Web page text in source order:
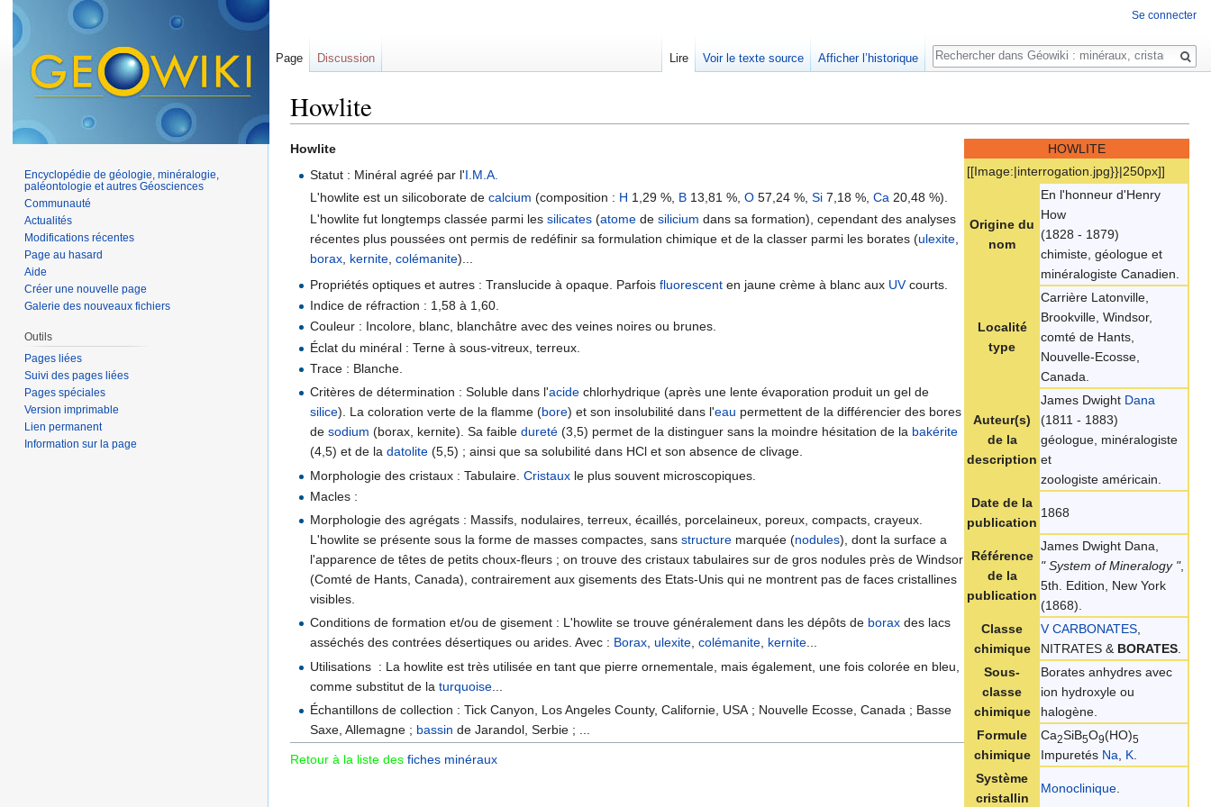
Howlite
HOWLITE
[[Image:|interrogation.jpg}}|250px]]
Origine du
nom
En l'honneur d'Henry
How
(1828 - 1879)
chimiste, géologue et
minéralogiste Canadien.
Localité
type
Carrière Latonville,
Brookville, Windsor,
comté de Hants,
Nouvelle-Ecosse,
Canada.
Auteur(s)
de la
description
James Dwight Dana
(1811 - 1883)
géologue, minéralogiste
et
zoologiste américain.
Date de la
publication
1868
Référence
de la
publication
James Dwight Dana,
" System of Mineralogy ",
5th. Edition, New York
(1868).
Classe
chimique
V CARBONATES,
NITRATES & BORATES.
Sous-
classe
chimique
Borates anhydres avec
ion hydroxyle ou
halogène.
Formule
chimique
Ca2SiB5O9(HO)5
Impuretés Na, K.
Système
cristallin
Monoclinique.
Howlite
Statut : Minéral agréé par l'I.M.A.
L'howlite est un silicoborate decalcium (composition : H 1,29 %, B 13,81 %,O 57,24 %,Si 7,18 %,Ca 20,48 %).
L'howlite fut longtemps classée parmi lessilicates (atome desilicium dans sa formation), cependant des analyses
récentes plus poussées ont permis de redéfinir sa formulation chimique et de la classer parmi les borates (ulexite
borax kernite ,colémanite)...
Propriétés optiques et autres : Translucide à opaque. Parfoisfluorescent en jaune crème à blanc aux UVcourts.
Indice de réfraction : 1,58 à 1,60.
Couleur : Incolore, blanc, blanchâtre avec des veines noires ou brunes.
Éclat du minéral : Terne à sous-vitreux, terreux.
Trace : Blanche.
Critères de détermination : Soluble dans l'acide chlorhydrique (après une lente évaporation produit un gel de
silice). La coloration verte de la flamme (bore) et son insolubilité dans l'eau permettent de la différencier des bores
desodium (borax, kernite). Sa faibledureté (3,5) permet de la distinguer sans la moindre hésitation de la bakérite
(4,5) et de ladatolite (5,5) ; ainsi que sa solubilité dans HCl et son absence de clivage.
Morphologie des cristaux : Tabulaire.Cristaux le plus souvent microscopiques.
Macles :
Morphologie des agrégats : Massifs, nodulaires, terreux, écaillés, porcelaineux, poreux, compacts, crayeux.
L'howlite se présente sous la forme de masses compactes, sansstructure marquée (nodules), dont la surface a
l'apparence de têtes de petits choux-fleurs ; on trouve des cristaux tabulaires sur de gros nodules près de Windsor
(Comté de Hants, Canada), contrairement aux gisements des Etats-Unis qui ne montrent pas de faces cristallines
visibles.
Conditions de formation et/ou de gisement : L'howlite se trouve généralement dans les dépôts de borax des lacs
asséchés des contrées désertiques ou arides. Avec : Borax,ulexite,colémanite, kernite...
Utilisations : La howlite est très utilisée en tant que pierre ornementale, mais également, une fois colorée en bleu,
comme substitut de laturquoise
Échantillons de collection : Tick Canyon, Los Angeles County, Californie, USA ; Nouvelle Ecosse, Canada ; Basse
Saxe, Allemagne ; bassin de Jarandol, Serbie ; ...
Retour à la liste des fiches minéraux
Se connecter
Page Discussion Lire Voir le texte source Afficher l’historique
Rechercher
Encyclopédie de géologie, minéralogie,
paléontologie et autres Géosciences
Communauté
Actualités
Modifications récentes
Page au hasard
Aide
Créer une nouvelle page
Galerie des nouveaux fichiers
Outils
Pages liées
Suivi des pages liées
Pages spéciales
Version imprimable
Lien permanent
Information sur la page